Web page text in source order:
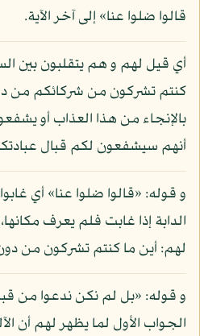
قالوا ضلوا عنا» إلى آخر الآية.
أي قيل لهم و هم يتقلبون بين
كنتم تشركون من شركائكم من
بالإنجاء من هذا العذاب أو
أنهم سيشفعون لكم قبال
و قوله: «قالوا ضلوا عنا» أي
الدابة إذا غابت فلم يعرف
لهم: أين ما كنتم تشركون من دون
و قوله: «بل لم نكن ندعوا من
الجواب الأول لما يظهر لهم أن